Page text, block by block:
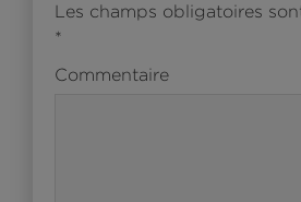
Les champs obligatoires
*
Commentaire